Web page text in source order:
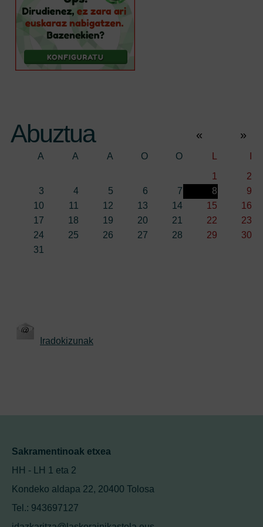
Abuztua « »
A A A O O
1
2
3
4 5 6 7 8
9
10
11 12 13 14 15
16
17
18 19 20 21 22
23
24
25 26 27 28 29
30
31
Iradokizunak
Sakramentinoak etxea
HH - LH 1 eta 2
Kondeko aldapa 22, 20400 Tolosa
Tel.: 943697127